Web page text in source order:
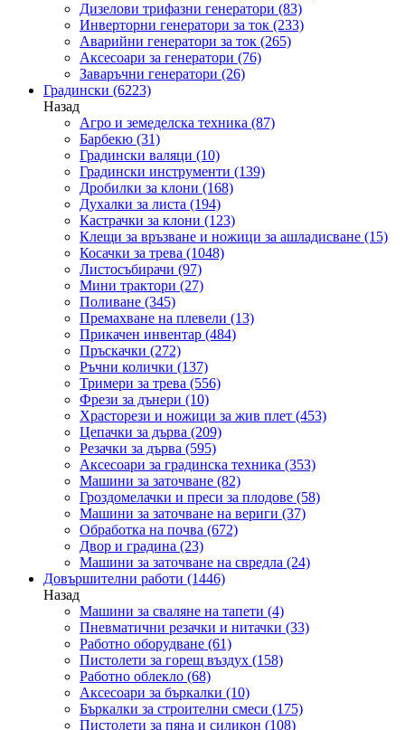
Дизелови трифазни генератори (83)
Инверторни генератори за ток (233)
Аварийни генератори за ток (265)
Аксесоари за генератори (76)
Заваръчни генератори (26)
Градински (6223)
Назад
Агро и земеделска техника (87)
Барбекю (31)
Градински валяци (10)
Градински инструменти (139)
Дробилки за клони (168)
Духалки за листа (194)
Кастрачки за клони (123)
Клещи за връзване и ножици за ашладисване (15)
Косачки за трева (1048)
Листосъбирачи (97)
Мини трактори (27)
Поливане (345)
Премахване на плевели (13)
Прикачен инвентар (484)
Пръскачки (272)
Ръчни колички (137)
Тримери за трева (556)
Фрези за дънери (10)
Храсторези и ножици за жив плет (453)
Цепачки за дърва (209)
Резачки за дърва (595)
Аксесоари за градинска техника (353)
Машини за заточване (82)
Гроздомелачки и преси за плодове (58)
Машини за заточване на вериги (37)
Обработка на почва (672)
Двор и градина (23)
Машини за заточване на свредла (24)
Довършителни работи (1446)
Назад
Машини за сваляне на тапети (4)
Пневматични резачки и нитачки (33)
Работно оборудване (61)
Пистолети за горещ въздух (158)
Работно облекло (68)
Аксесоари за бъркалки (10)
Бъркалки за строителни смеси (175)
Пистолети за пяна и силикон (108)